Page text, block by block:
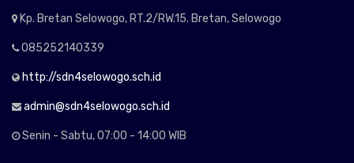
Kp. Bretan Selowogo, RT.2/RW.15. Bretan, Selowogo
085252140339
http://sdn4selowogo.sch.id
admin@sdn4selowogo.sch.id
Senin - Sabtu, 07:00 - 14:00 WIB